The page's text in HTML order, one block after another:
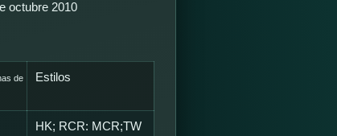
octubre 2010
de
Estilos
HK; RCR: MCR;TW